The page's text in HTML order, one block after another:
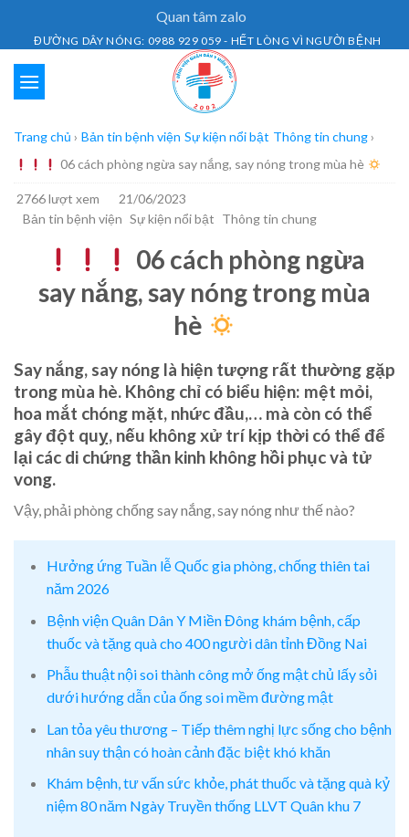
Quan tâm zalo
ĐƯỜNG DÂY NÓNG: 0988 929 059 - HẾT LÒNG VÌ NGƯỜI BỆNH
Trang chủ › Bản tin bệnh viện Sự kiện nổi bật Thông tin chung›
06 cách phòng ngừa say nắng, say nóng trong mùa hè
2766 lượt xem
21/06/2023
Bản tin bệnh viện Sự kiện nổi bật Thông tin chung
06 cách phòng ngừa
say nắng, say nóng trong mùa
hè
Say nắng, say nóng là hiện tượng rất thường gặp
trong mùa hè. Không chỉ có biểu hiện: mệt mỏi,
hoa mắt chóng mặt, nhức đầu,… mà còn có thể
gây đột quỵ, nếu không xử trí kịp thời có thể để
lại các di chứng thần kinh không hồi phục và tử
vong.
Vậy, phải phòng chống say nắng, say nóng như thế nào?
Hưởng ứng Tuần lễ Quốc gia phòng, chống thiên tai
năm 2026
Bệnh viện Quân Dân Y Miền Đông khám bệnh, cấp
thuốc và tặng quà cho 400 người dân tỉnh Đồng Nai
Phẫu thuật nội soi thành công mở ống mật chủ lấy sỏi
dưới hướng dẫn của ống soi mềm đường mật
Lan tỏa yêu thương – Tiếp thêm nghị lực sống cho bệnh
nhân suy thận có hoàn cảnh đặc biệt khó khăn
Khám bệnh, tư vấn sức khỏe, phát thuốc và tặng quà kỷ
niệm 80 năm Ngày Truyền thống LLVT Quân khu 7